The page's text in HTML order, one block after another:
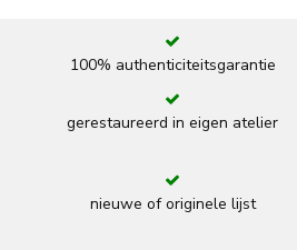
100% authenticiteitsgarantie
gerestaureerd in eigen atelier
nieuwe of originele lijst